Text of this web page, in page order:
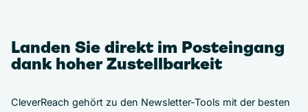
Landen Sie direkt im Posteingang
dank hoher Zustellbarkeit
CleverReach gehört zu den Newsletter-Tools mit der besten